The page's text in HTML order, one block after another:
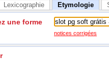
Lexicographie Etymologie
une forme
notices corrigées